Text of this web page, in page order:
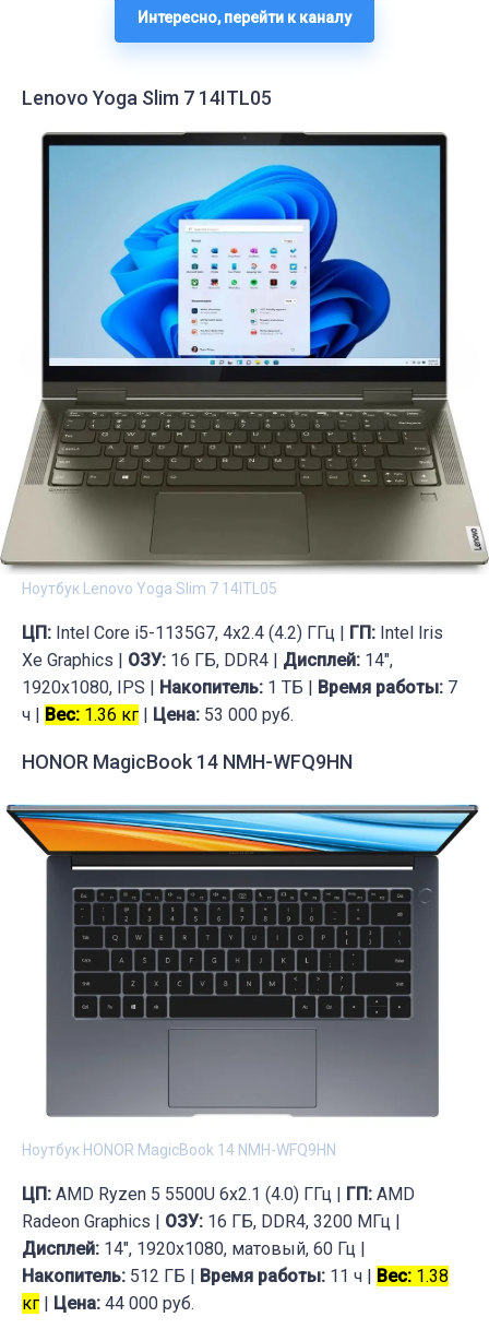
Интересно, перейти к каналу
Lenovo Yoga Slim 7 14ITL05
Ноутбук Lenovo Yoga Slim 7 14ITL05
ЦП: Intel Core i5-1135G7, 4x2.4 (4.2) ГГц | ГП: Intel Iris
Xe Graphics | ОЗУ: 16 ГБ, DDR4 | Дисплей: 14",
1920x1080, IPS | Накопитель: 1 ТБ | Время работы: 7
ч | Вес: 1.36 кг | Цена: 53 000 руб.
HONOR MagicBook 14 NMH-WFQ9HN
Ноутбук HONOR MagicBook 14 NMH-WFQ9HN
ЦП: AMD Ryzen 5 5500U 6x2.1 (4.0) ГГц | ГП: AMD
Radeon Graphics | ОЗУ: 16 ГБ, DDR4, 3200 МГц |
Дисплей: 14", 1920x1080, матовый, 60 Гц |
Накопитель: 512 ГБ | Время работы: 11 ч | Вес: 1.38
кг | Цена: 44 000 руб.